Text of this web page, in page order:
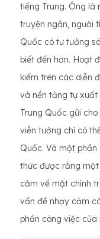
tiếng Trung. Ông
truyện ngắn, người
Quốc có tư tưởng
biết đến hơn. Hoạt
kiếm trên các diễn
và nền tảng tự xuất
Trung Quốc gửi
viễn tưởng chỉ có
Quốc. Và một
thức được rằng
cảm về mặt chính
vấn đề nhạy cảm
phần công việc của